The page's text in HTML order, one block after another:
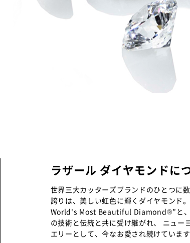
ラザール ダイヤモンドに
世界三大カッターズブランドのひとつに
誇りは、美しい虹色に輝くダイヤモンド
World's Most Beautiful Diamond®”と、
の技術と伝統と共に受け継がれ、 ニュー
エリーとして、今なお愛され続けています